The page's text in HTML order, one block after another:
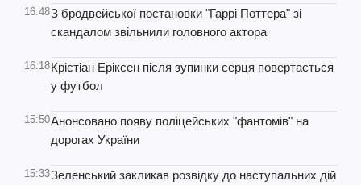
16:48З бродвейської постановки "Гаррі Поттера" зі
скандалом звільнили головного актора
16:18Крістіан Еріксен після зупинки серця повертається
у футбол
15:50Анонсовано появу поліцейських "фантомів" на
дорогах України
15:33Зеленський закликав розвідку до наступальних дій